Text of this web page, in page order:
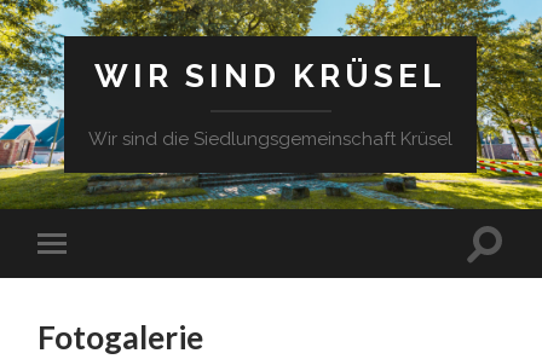
WIR SIND KRÜSEL
Wir sind die Siedlungsgemeinschaft Krüsel
Fotogalerie